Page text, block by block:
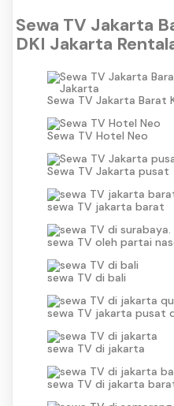
Sewa TV Jakarta
DKI Jakarta
Sewa TV Jakarta Barat
Sewa TV Hotel Neo
Sewa TV Jakarta pusat
sewa TV jakarta barat
sewa TV oleh partai
sewa TV di bali
sewa TV jakarta pusat
sewa TV di jakarta
sewa TV di jakarta